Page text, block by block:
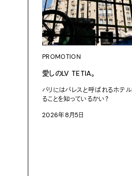
PROMOTION
愛しのLV TETIA。
パリにはパレスと呼ばれるホテ
ることを知っているかい？
2026年8月5日